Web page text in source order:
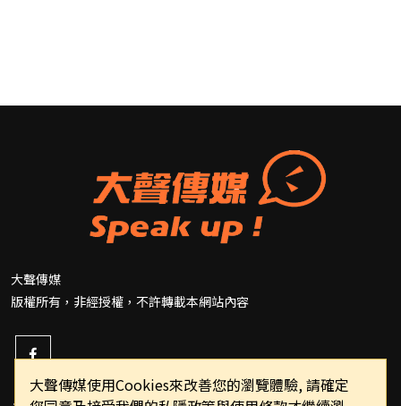
大聲傳媒使用Cookies來改善您的瀏覽體驗, 請確定
大聲傳媒
版權所有，非經授權，不許轉載本網站內容